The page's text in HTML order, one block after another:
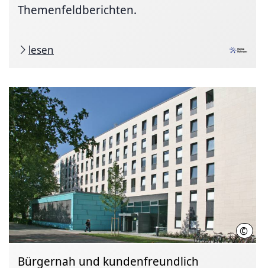
Themenfeldberichten.
lesen
©
Bürgernah und kundenfreundlich